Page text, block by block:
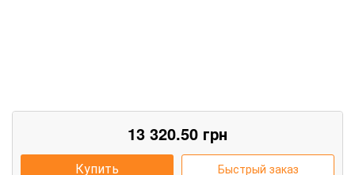
13 320.50 грн
Купить Быстрый заказ